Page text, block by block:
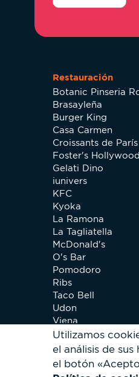
Utilizamos
el análisis de
el botón
Restauración
Botanic Pinseria
Brasayleña
Burger King
Casa Carmen
Croissants de París
Foster's Hollywood
Gelati Dino
iunivers
KFC
Kyoka
La Ramona
La Tagliatella
McDonald's
O's Bar
Pomodoro
Ribs
Taco Bell
Udon
Viena
Xip Pollo